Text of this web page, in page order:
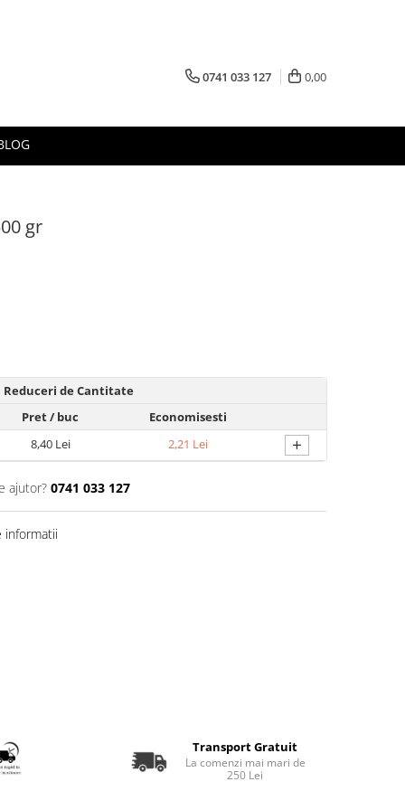
0741 033 127 0,00
gr
Reduceri de Cantitate
Pret/ buc
Economisesti
8,40 Lei
2,21 Lei +
ajutor? 0741 033 127
informatii
Transport Gratuit
La comenzi mai mari de
250 Lei